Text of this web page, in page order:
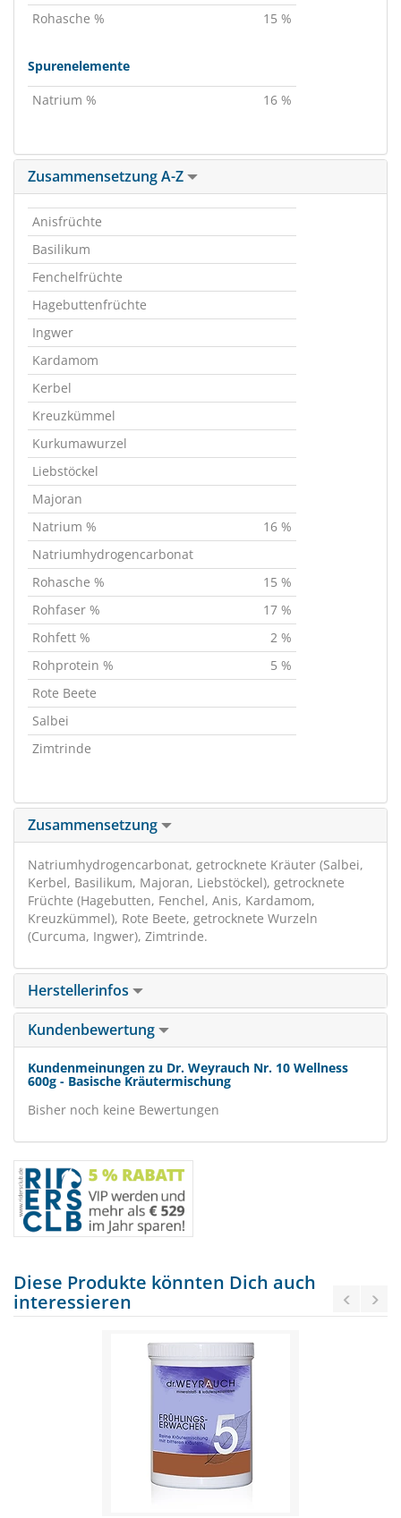
Rohasche %
15 %
Spurenelemente
Natrium %
16 %
Zusammensetzung A-Z
Anisfrüchte
Basilikum
Fenchelfrüchte
Hagebuttenfrüchte
Ingwer
Kardamom
Kerbel
Kreuzkümmel
Kurkumawurzel
Liebstöckel
Majoran
Natrium %
16 %
Natriumhydrogencarbonat
Rohasche %
15 %
Rohfaser %
17 %
Rohfett %
2 %
Rohprotein %
5 %
Rote Beete
Salbei
Zimtrinde
Zusammensetzung
Natriumhydrogencarbonat, getrocknete Kräuter (Salbei,
Kerbel, Basilikum, Majoran, Liebstöckel), getrocknete
Früchte (Hagebutten, Fenchel, Anis, Kardamom,
Kreuzkümmel), Rote Beete, getrocknete Wurzeln
(Curcuma, Ingwer), Zimtrinde.
Herstellerinfos
Kundenbewertung
Kundenmeinungen zu Dr. Weyrauch Nr. 10 Wellness
600g - Basische Kräutermischung
Bisher noch keine Bewertungen
Diese Produkte könnten Dich auch
interessieren